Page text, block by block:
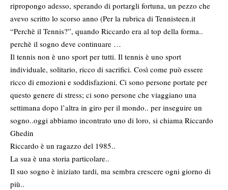
ripropongo adesso, sperando di portargli fortuna, un pezzo che
avevo scritto lo scorso anno (Per la rubrica di Tennisteen.it
“Perchè il Tennis?”, quando Riccardo era al top della forma..
perchè il sogno deve continuare …
Il tennis non è uno sport per tutti. Il tennis è uno sport
individuale, solitario, ricco di sacrifici. Così come può essere
ricco di emozioni e soddisfazioni. Ci sono persone portate per
questo genere di stress; ci sono persone che viaggiano una
settimana dopo l’altra in giro per il mondo.. per inseguire un
sogno..oggi abbiamo incontrato uno di loro, si chiama Riccardo
Ghedin
Riccardo è un ragazzo del 1985..
La sua è una storia particolare..
Il suo sogno è iniziato tardi, ma sembra crescere ogni giorno di
più..